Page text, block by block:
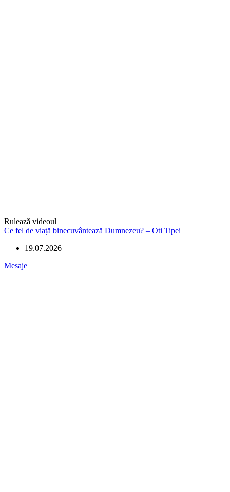
Rulează videoul
Ce fel de viață binecuvântează Dumnezeu? – Oti Tipei
19.07.2026
Mesaje